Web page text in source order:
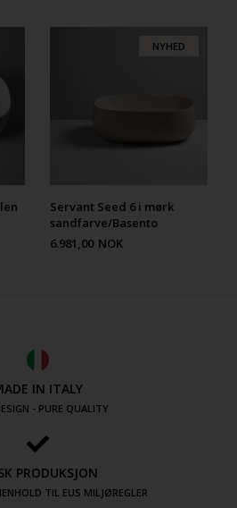
NYHED
Servant Seed 6 i mørk
sandfarve/Basento
6.981,00 NOK
IN ITALY
- PURE QUALITY
PRODUKSJON
TIL EUS MILJØREGLER